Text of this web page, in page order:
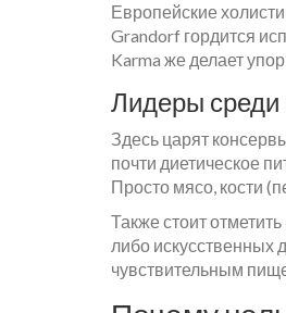
Европейские
Grandorf гордится
Karma же делает
Лидеры
Здесь царят
почти диетическое
Просто мясо, кости
Также стоит отметить
либо искусственных
чувствительным